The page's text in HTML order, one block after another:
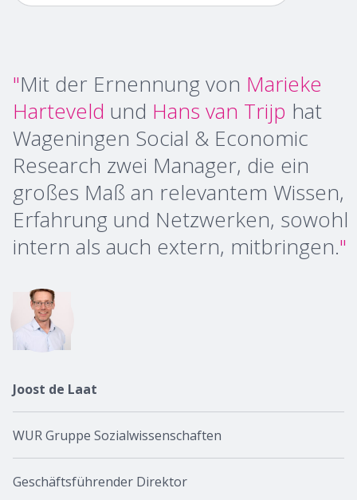
"Mit der Ernennung von Marieke
Harteveld und Hans van Trijp hat
Wageningen Social & Economic
Research zwei Manager, die ein
großes Maß an relevantem Wissen,
Erfahrung und Netzwerken, sowohl
intern als auch extern, mitbringen."
Joost de Laat
WUR Gruppe Sozialwissenschaften
Geschäftsführender Direktor